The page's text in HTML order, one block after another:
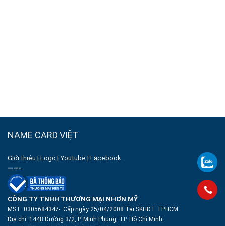
NAME CARD VIỆT
Giới thiệu | Logo | Youtube | Facebook
——-
CÔNG TY TNHH THƯƠNG MẠI NHƠN MỸ
MST: 0305684347- Cấp ngày 25/04/2008 Tại SKHĐT TP.HCM
Địa chỉ: 1448 Đường 3/2, P. Minh Phụng, TP. Hồ Chí Minh.